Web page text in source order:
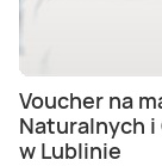
Voucher na
Naturalnych i
w Lublinie